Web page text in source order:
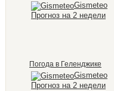
Gismeteo
Прогноз на 2 недели
Погода в Геленджике
Gismeteo
Прогноз на 2 недели